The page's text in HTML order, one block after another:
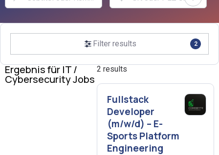
Filter results 2
Ergebnis für IT /
Cybersecurity Jobs
2 results
Fullstack
Developer
(m/w/d) – E-
Sports Platform
Engineering